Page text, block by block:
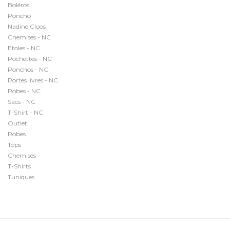
Boléros
Poncho
Nadine Cloos
Chemises - NC
Etoles - NC
Pochettes - NC
Ponchos - NC
Portes livres - NC
Robes - NC
Sacs - NC
T-Shirt - NC
Outlet
Robes
Tops
Chemises
T-Shirts
Tuniques